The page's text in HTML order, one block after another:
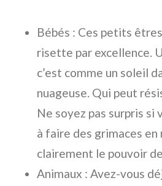
Bébés : Ces petits
risette par excellence.
c’est comme un soleil
nuageuse. Qui peut
Ne soyez pas surpris si
à faire des grimaces en
clairement le pouvoir
Animaux : Avez-vous